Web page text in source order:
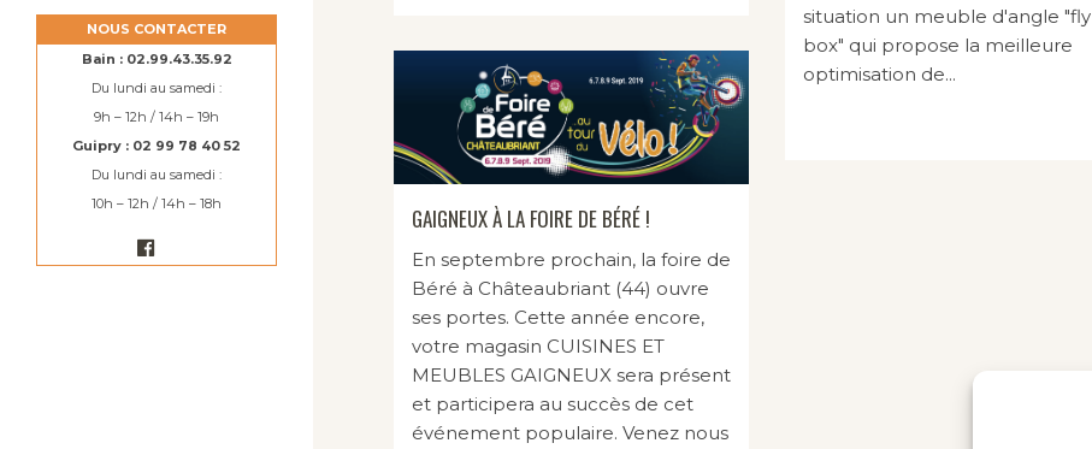
NOUS CONTACTER
Bain : 02.99.43.35.92
Du lundi au samedi :
9h – 12h / 14h – 19h
Guipry : 02 99 78 40 52
Du lundi au samedi :
10h – 12h / 14h – 18h
situation un meuble d'angle "fly
box" qui propose la meilleure
optimisation de...
GAIGNEUX À LA FOIRE DE BÉRÉ !
En septembre prochain, la foire de
Béré à Châteaubriant (44) ouvre
ses portes. Cette année encore,
votre magasin CUISINES ET
MEUBLES GAIGNEUX sera présent
et participera au succès de cet
événement populaire. Venez nous